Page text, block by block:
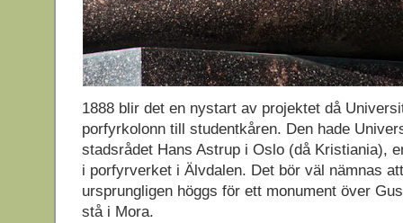
1888 blir det en nystart av projektet då
porfyrkolonn till studentkåren. Den hade
stadsrådet Hans Astrup i Oslo (då Kristiania),
i porfyrverket i Älvdalen. Det bör väl nämnas
ursprungligen höggs för ett monument över
stå i Mora.